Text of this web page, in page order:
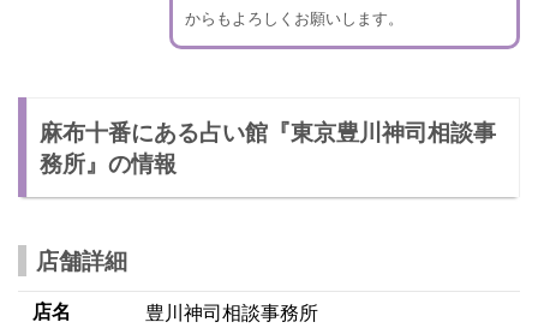
からもよろしくお願いします。
麻布十番にある占い館『東京豊川神司相談事
務所』の情報
店舗詳細
店名
豊川神司相談事務所